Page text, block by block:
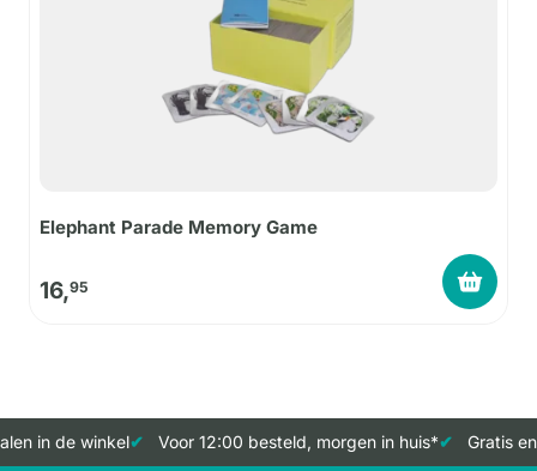
Elephant Parade Memory Game
16,95
in de winkel Voor 12:00 besteld, morgen in huis* Gratis